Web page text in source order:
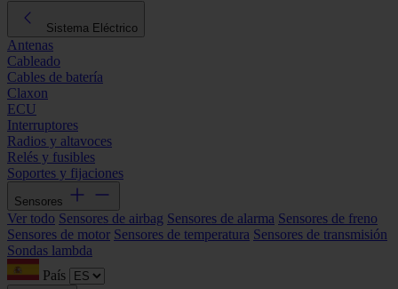
Sistema Eléctrico
Antenas
Cableado
Cables de batería
Claxon
ECU
Interruptores
Radios y altavoces
Relés y fusibles
Soportes y fijaciones
Sensores
Ver todo Sensores de airbag Sensores de alarma Sensores de freno
Sensores de motor Sensores de temperatura Sensores de transmisión
Sondas lambda
País